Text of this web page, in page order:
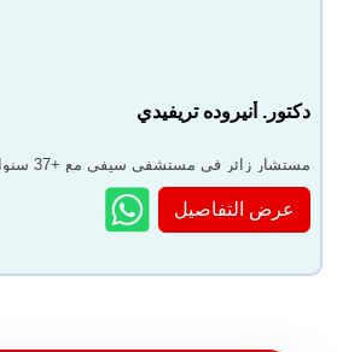
دكتور. أنيروده تريفيدي
مستشار زائر في مستشفى سيفي مع +37 سنوات من الخبرة
عرض التفاصيل